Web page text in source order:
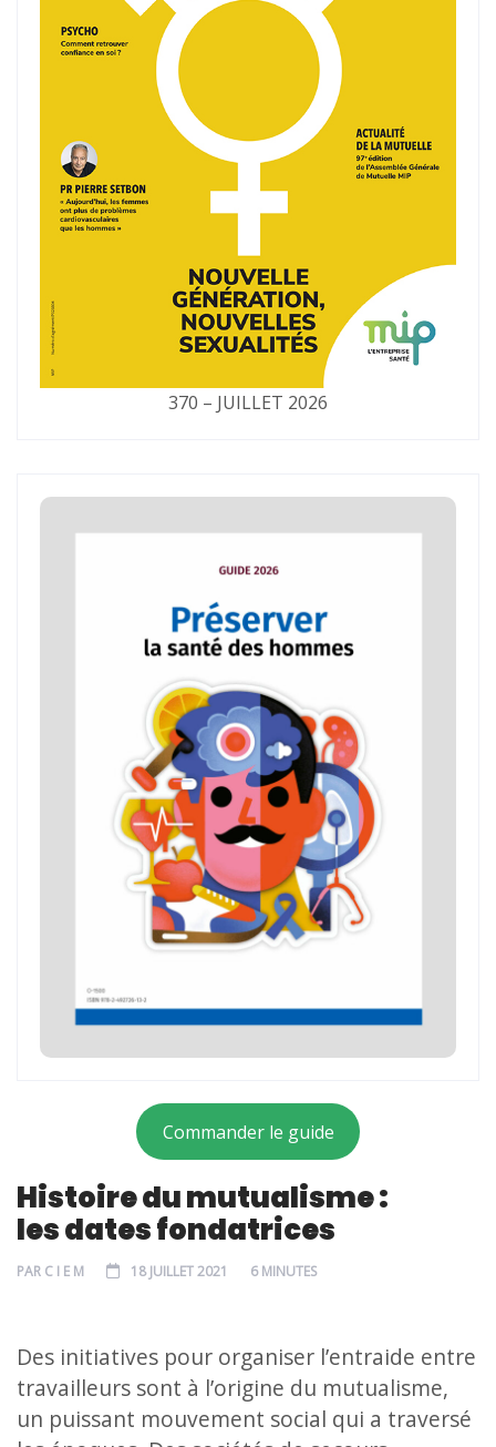
370 – JUILLET 2026
Commander le guide
Histoire du mutualisme :
les dates fondatrices
PAR C I E M 18 JUILLET 2021 6 MINUTES
Des initiatives pour organiser l’entraide entre
travailleurs sont à l’origine du mutualisme,
un puissant mouvement social qui a traversé